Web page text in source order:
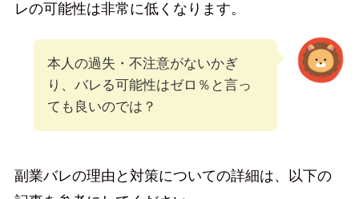
レの可能性は非常に低くなります。
本人の過失・不注意がないかぎ
り、バレる可能性はゼロ％と言っ
ても良いのでは？
副業バレの理由と対策についての詳細は、以下の